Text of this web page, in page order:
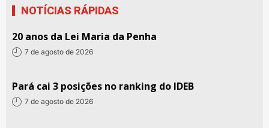
NOTÍCIAS RÁPIDAS
20 anos da Lei Maria da Penha
7 de agosto de 2026
Pará cai 3 posições no ranking do IDEB
7 de agosto de 2026